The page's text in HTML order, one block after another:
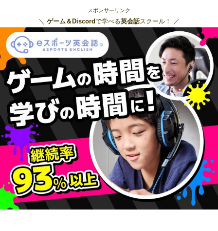
スポンサーリンク
＼ ゲーム＆Discordで学べる英会話スクール！ ／